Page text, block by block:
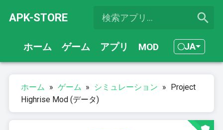
APK-STORE
ホーム ゲーム アプリ MOD JA
ホーム » ゲーム » シミュレーション » Project
Highrise Mod (データ)